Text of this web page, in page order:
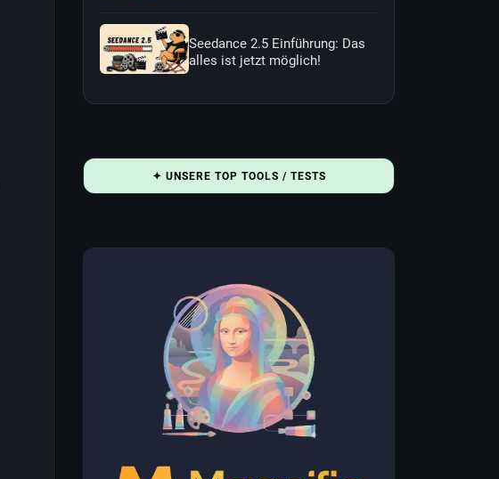
Seedance 2.5 Einführung: Das
alles ist jetzt möglich!
✦ UNSERE TOP TOOLS / TESTS